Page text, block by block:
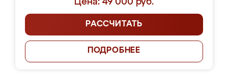
Цена: 49 000 руб.
РАССЧИТАТЬ
ПОДРОБНЕЕ